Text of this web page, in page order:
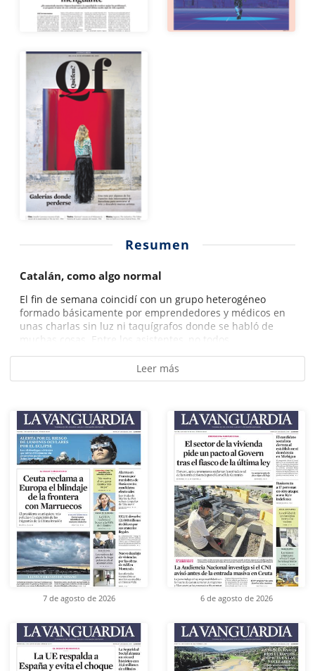
Resumen
Catalán, como algo normal
El fin de semana coincidí con un grupo heterogéneo
formado básicamente por emprendedores y médicos en
unas charlas sin luz ni taquígrafos donde se habló de
muchas cosas. Entre los asistentes, no todos...
Leer más
7 de agosto de 2026 6 de agosto de 2026